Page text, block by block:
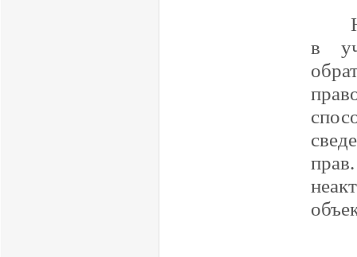
в